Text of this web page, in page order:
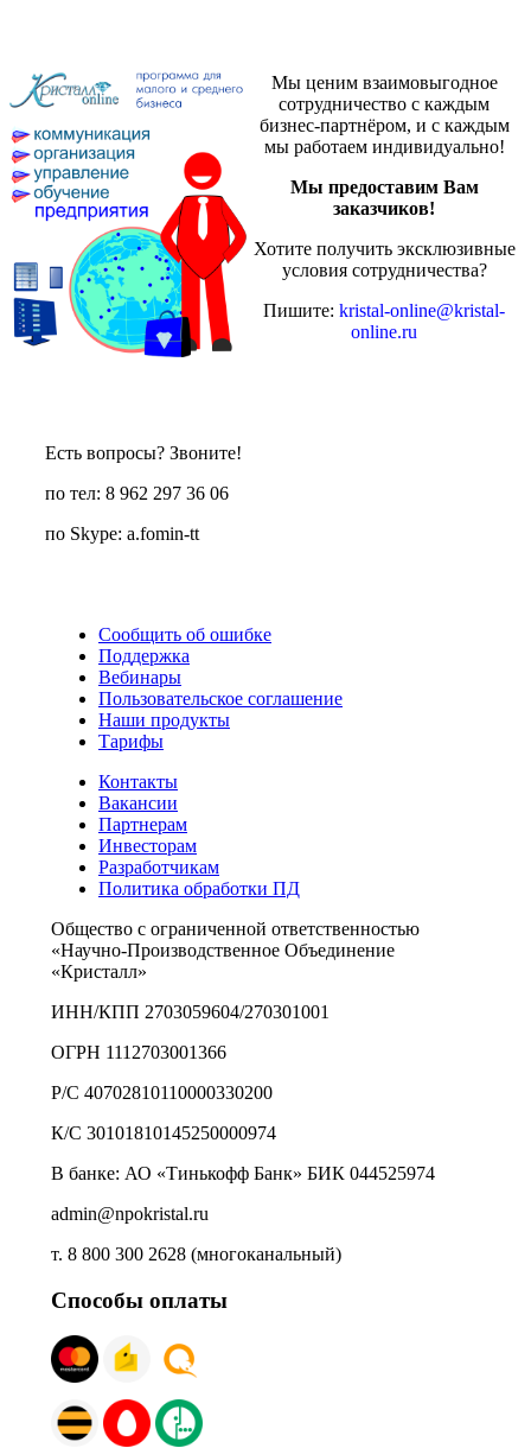
Мы ценим взаимовыгодное
сотрудничество с каждым
бизнес-партнёром, и с каждым
мы работаем индивидуально!
Мы предоставим Вам
заказчиков!
Хотите получить эксклюзивные
условия сотрудничества?
Пишите: kristal-online@kristal-
online.ru
Есть вопросы? Звоните!
по тел: 8 962 297 36 06
по Skype: a.fomin-tt
Сообщить об ошибке
Поддержка
Вебинары
Пользовательское соглашение
Наши продукты
Тарифы
Контакты
Вакансии
Партнерам
Инвесторам
Разработчикам
Политика обработки ПД
Общество с ограниченной ответственностью
«Научно-Производственное Объединение
«Кристалл»
ИНН/КПП 2703059604/270301001
ОГРН 1112703001366
Р/С 40702810110000330200
К/С 30101810145250000974
В банке: АО «Тинькофф Банк» БИК 044525974
admin@npokristal.ru
т. 8 800 300 2628 (многоканальный)
Способы оплаты